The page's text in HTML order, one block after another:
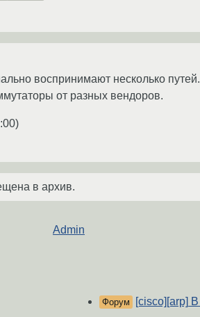
воспринимают несколько
от разных вендоров.
)
в архив.
Admin
Форум [cisco][arp]